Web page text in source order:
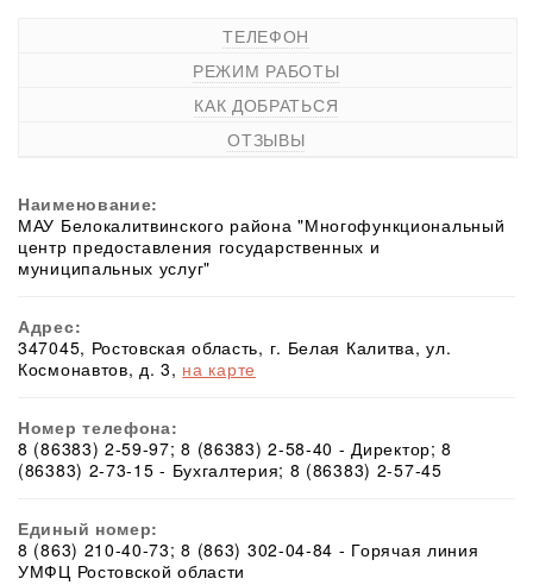
ТЕЛЕФОН
РЕЖИМ РАБОТЫ
КАК ДОБРАТЬСЯ
ОТЗЫВЫ
Наименование:
МАУ Белокалитвинского района "Многофункциональный
центр предоставления государственных и
муниципальных услуг"
Адрес:
347045, Ростовская область, г. Белая Калитва, ул.
Космонавтов, д. 3, на карте
Номер телефона:
8 (86383) 2-59-97; 8 (86383) 2-58-40 - Директор; 8
(86383) 2-73-15 - Бухгалтерия; 8 (86383) 2-57-45
Единый номер:
8 (863) 210-40-73; 8 (863) 302-04-84 - Горячая линия
УМФЦ Ростовской области